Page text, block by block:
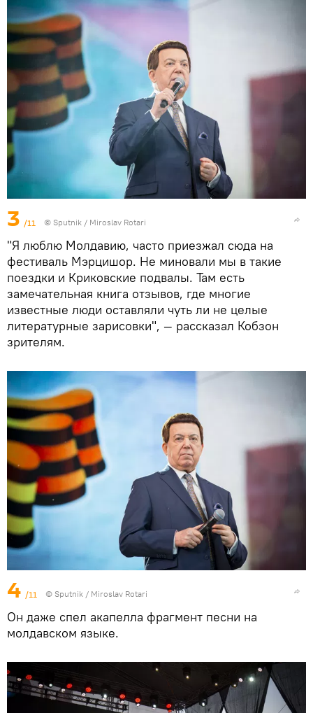
3 /11 © Sputnik / Miroslav Rotari
"Я люблю Молдавию, часто приезжал сюда на
фестиваль Мэрцишор. Не миновали мы в такие
поездки и Криковские подвалы. Там есть
замечательная книга отзывов, где многие
известные люди оставляли чуть ли не целые
литературные зарисовки", — рассказал Кобзон
зрителям.
4 /11 © Sputnik / Miroslav Rotari
Он даже спел акапелла фрагмент песни на
молдавском языке.